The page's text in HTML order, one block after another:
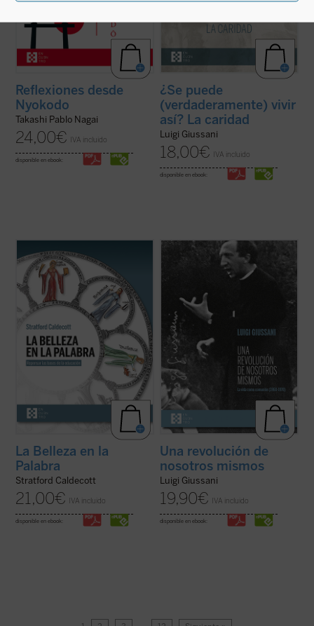
Reflexiones desde
Nyokodo
Takashi Pablo Nagai
24,00€ IVA incluido
disponible en ebook:
¿Se puede
(verdaderamente) vivir
así? La caridad
Luigi Giussani
18,00€ IVA incluido
disponible en ebook:
La Belleza en la Palabra
contribución única para devolver la
realidad al centro del aprendizaje. A los
interrogantes ¿qué es una buena
educación? o ¿para qué sirve?, Stratford
Caldecott ensaya una respuesta arrojando
una nueva ...(ver ficha)
La Belleza en la
Palabra
Stratford Caldecott
21,00€ IVA incluido
disponible en ebook:
Los textos reunidos en este libro
pertenecen a un momento delicado y
crucial de la historia de Comunión y
Liberación (CL). Se remontan a los años
experiencia nacida de don Giussani en
1954 sufrió una profunda ...
Una revolución de
nosotros mismos
Luigi Giussani
19,90€ IVA incluido
disponible en ebook: